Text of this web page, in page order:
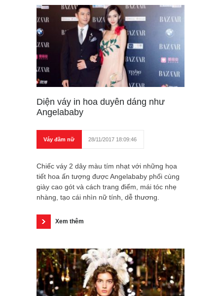
Diện váy in hoa duyên dáng như
Angelababy
Váy đầm nữ 28/11/2017 18:09:46
Chiếc váy 2 dây màu tím nhạt với những họa
tiết hoa ấn tượng được Angelababy phối cùng
giày cao gót và cách trang điểm, mái tóc nhẹ
nhàng, tạo cái nhìn nữ tính, dễ thương.
Xem thêm